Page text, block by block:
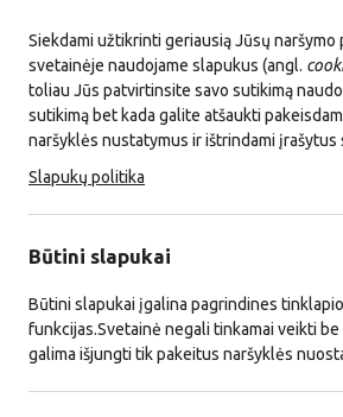
Siekdami užtikrinti geriausią Jūsų naršymo
svetainėje naudojame slapukus (angl.
toliau Jūs patvirtinsite savo sutikimą
sutikimą bet kada galite atšaukti
naršyklės nustatymus ir ištrindami įrašytus
Slapukų politika
Būtini slapukai
Būtini slapukai įgalina pagrindines tinklapio
funkcijas.Svetainė negali tinkamai veikti be
galima išjungti tik pakeitus naršyklės
LKT VEIKLA LKT
Titulinis Naujienos
Visos naujienos